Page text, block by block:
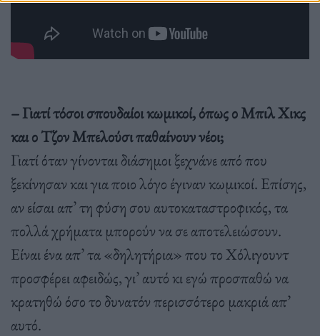
– Γιατί τόσοι σπουδαίοι κωμικοί, όπως ο Μπιλ Χικς
και ο Τζον Μπελούσι παθαίνουν νέοι;
Γιατί όταν γίνονται διάσημοι ξεχνάνε από που
ξεκίνησαν και για ποιο λόγο έγιναν κωμικοί. Επίσης,
αν είσαι απ’ τη φύση σου αυτοκαταστροφικός, τα
πολλά χρήματα μπορούν να σε αποτελειώσουν.
Είναι ένα απ’ τα «δηλητήρια» που το Χόλιγουντ
προσφέρει αφειδώς, γι’ αυτό κι εγώ προσπαθώ να
κρατηθώ όσο το δυνατόν περισσότερο μακριά απ’
αυτό.